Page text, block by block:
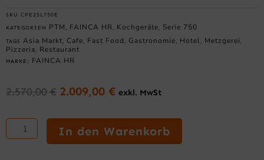
SKU CPE25L750E
KATEGORIEN PTM FAINCA HR Kochgeräte Serie 750
TAGS Asia Markt Cafe Fast Food Gastronomie Hotel Metzgerei
Pizzeria Restaurant
MARKE: FAINCA HR
2.570,00€ Ursprünglicher
war:
2.570,00 €
2.009,00 € Aktueller
ist:
2.009,00 €.
exkl. MwSt
Elektro-
Kocher
25
In den Warenkorb